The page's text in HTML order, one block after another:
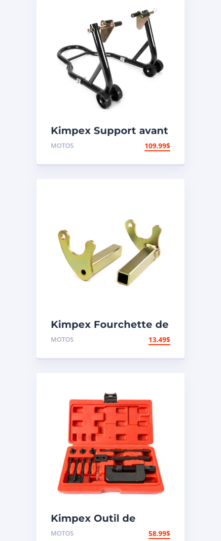
Kimpex Support avant
de motocyclette
MOTOS 109.99$
Kimpex Fourchette de
support de
MOTOS 13.49$
Kimpex Outil de
rivetage et coupe-
MOTOS 58.99$